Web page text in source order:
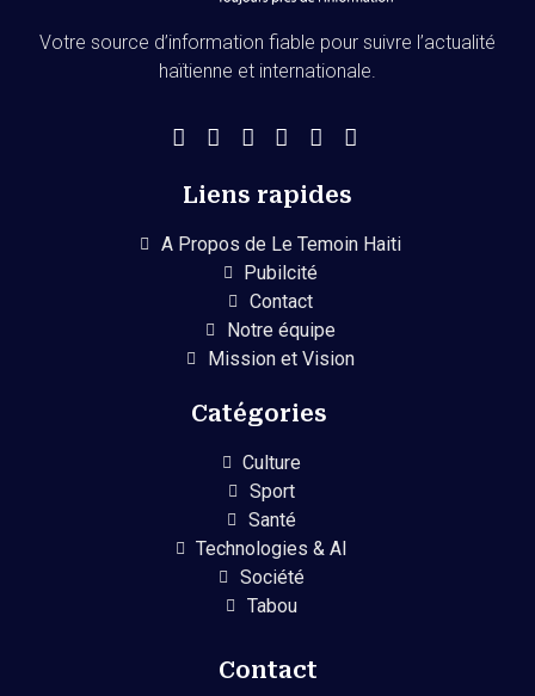
Votre source d’information fiable pour suivre l’actualité
haïtienne et internationale.
Liens rapides
A Propos de Le Temoin Haiti
Pubilcité
Contact
Notre équipe
Mission et Vision
Catégories
Culture
Sport
Santé
Technologies & AI
Société
Tabou
Contact